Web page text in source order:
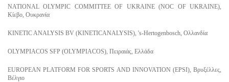
NATIONAL OLYMPIC COMMITTEE OF UKRAINE (NOC OF UKRAINE),
Κίεβο, Ουκρανία
KINETIC ANALYSIS BV (KINETICANALYSIS), 's-Hertogenbosch, Ολλανδία
OLYMPIACOS SFP (OLYMPIACOS), Πειραιάς, Ελλάδα
EUROPEAN PLATFORM FOR SPORTS AND INNOVATION (EPSI), Βρυξέλλες,
Βέλγιο